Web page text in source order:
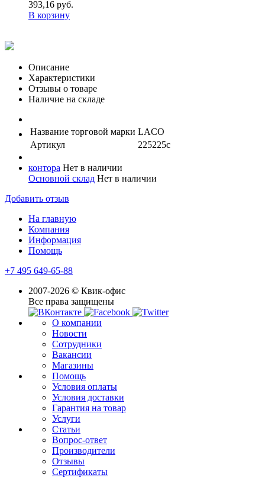
393,16 руб.
В корзину
Описание
Характеристики
Отзывы о товаре
Наличие на складе
Название торговой марки LACO
Артикул
225225с
контора Нет в наличии
Основной склад Нет в наличии
Добавить отзыв
На главную
Компания
Информация
Помощь
+7 495 649-65-88
2007-2026 © Квик-офис
Все права защищены
О компании
Новости
Сотрудники
Вакансии
Магазины
Помощь
Условия оплаты
Условия доставки
Гарантия на товар
Услуги
Статьи
Вопрос-ответ
Производители
Отзывы
Сертификаты